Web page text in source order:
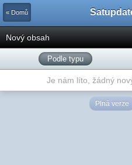
« Domů
Nový obsah
Podle typu
Je nám líto, žádný
Plná verze